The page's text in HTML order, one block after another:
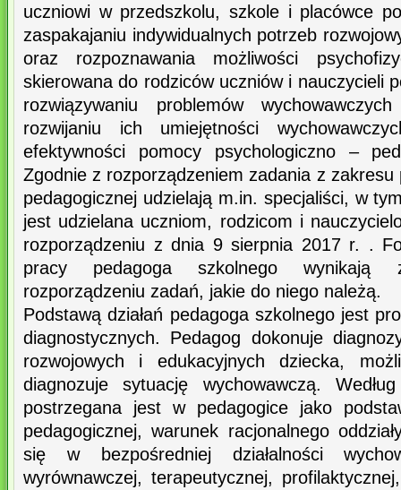
uczniowi w przedszkolu, szkole i placówce
zaspakajaniu indywidualnych potrzeb
oraz rozpoznawania możliwości
skierowana do rodziców uczniów i nauczycieli
rozwiązywaniu problemów
rozwijaniu ich umiejętności
efektywności pomocy psychologiczno –
Zgodnie z rozporządzeniem zadania z
pedagogicznej udzielają m.in. specjaliści, w
jest udzielana uczniom, rodzicom i
rozporządzeniu z dnia 9 sierpnia 2017 r. .
pracy pedagoga szkolnego wynikają
rozporządzeniu zadań, jakie do niego należą.
Podstawą działań pedagoga szkolnego jest
diagnostycznych. Pedagog dokonuje
rozwojowych i edukacyjnych dziecka,
diagnozuje sytuację wychowawczą.
postrzegana jest w pedagogice jako
pedagogicznej, warunek racjonalnego
się w bezpośredniej działalności
wyrównawczej, terapeutycznej,